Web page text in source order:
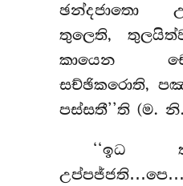
ඡන්දජාතො
තුලෙති,
කායෙන
සච්ඡිකරොති,
පස්සතී’’ති (ම. නි.
‘‘ඉධ